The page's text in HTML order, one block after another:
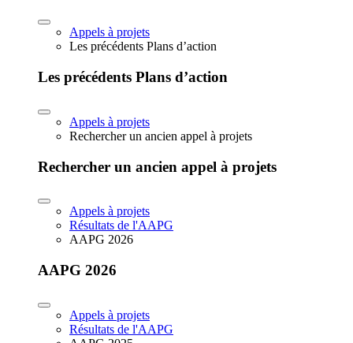
Appels à projets
Les précédents Plans d’action
Les précédents Plans d’action
Appels à projets
Rechercher un ancien appel à projets
Rechercher un ancien appel à projets
Appels à projets
Résultats de l'AAPG
AAPG 2026
AAPG 2026
Appels à projets
Résultats de l'AAPG